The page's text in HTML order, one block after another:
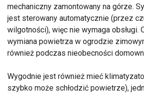
mechaniczny zamontowany na górze.
jest sterowany automatycznie (przez
wilgotności), więc nie wymaga obsługi.
wymiana powietrza w ogrodzie
również podczas nieobecności
Wygodnie jest również mieć
szybko może schłodzić powietrze),